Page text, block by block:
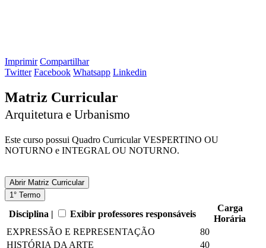
Imprimir Compartilhar
Twitter Facebook Whatsapp Linkedin
Matriz Curricular
Arquitetura e Urbanismo
Este curso possui Quadro Curricular VESPERTINO OU
NOTURNO e INTEGRAL OU NOTURNO.
AbrirMatriz Curricular
1° Termo
Disciplina | Exibir professores responsáveis
Carga
Horária
EXPRESSÃO E REPRESENTAÇÃO
80
HISTÓRIA DA ARTE
40